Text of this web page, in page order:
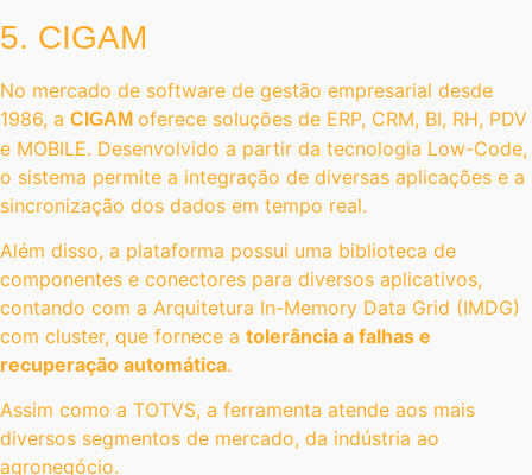
5. CIGAM
No mercado de software de gestão empresarial desde
1986, a CIGAM oferece soluções de ERP, CRM, BI, RH, PDV
e MOBILE. Desenvolvido a partir da tecnologia Low-Code,
o sistema permite a integração de diversas aplicações e a
sincronização dos dados em tempo real.
Além disso, a plataforma possui uma biblioteca de
componentes e conectores para diversos aplicativos,
contando com a Arquitetura In-Memory Data Grid (IMDG)
com cluster, que fornece a tolerância a falhas e
recuperação automática.
Assim como a TOTVS, a ferramenta atende aos mais
diversos segmentos de mercado, da indústria ao
agronegócio.